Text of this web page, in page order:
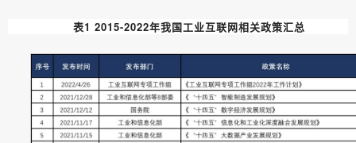
表1 2015-2022年我国工业互联网相关政策汇总